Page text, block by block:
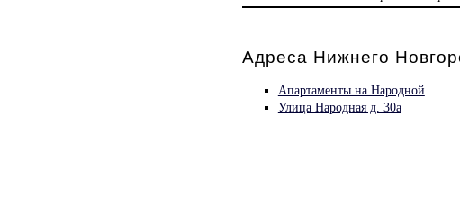
Адреса Нижнего
Апартаменты на Народной
Улица Народная д. 30а